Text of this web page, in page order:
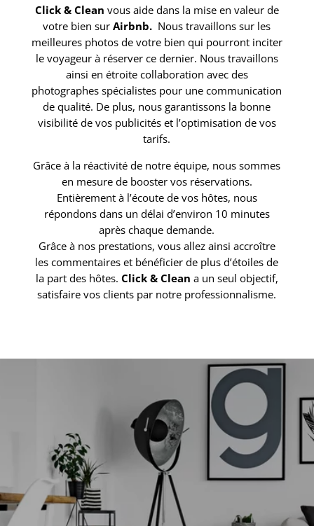
Click & Clean vous aide dans la mise en valeur de
votre bien surAirbnb. Nous travaillons sur les
meilleures photos de votre bien qui pourront inciter
le voyageur à réserver ce dernier. Nous travaillons
ainsi en étroite collaboration avec des
photographes spécialistes pour une communication
de qualité. De plus, nous garantissons la bonne
visibilité de vos publicités et l’optimisation de vos
tarifs.
Grâce à la réactivité de notre équipe, nous sommes
en mesure de booster vos réservations.
Entièrement à l’écoute de vos hôtes, nous
répondons dans un délai d’environ 10 minutes
après chaque demande.
Grâce à nos prestations, vous allez ainsi accroître
les commentaires et bénéficier de plus d’étoiles de
la part des hôtes. Click & Clean a un seul objectif,
satisfaire vos clients par notre professionnalisme.